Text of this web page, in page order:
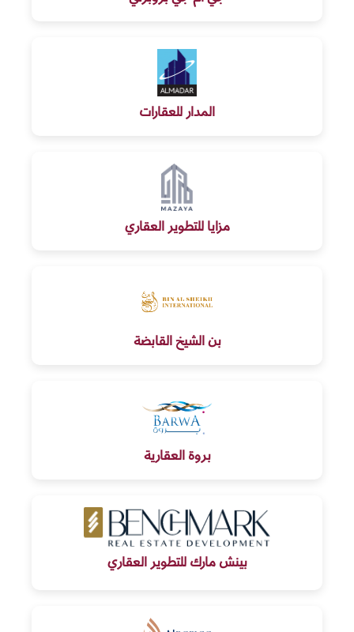
المدار للعقارات
مزايا للتطوير العقاري
بن الشيخ القابضة
بروة العقارية
بينش مارك للتطوير العقاري
تنويه: الإجابات تعتمد على تقنية الذكاء الاصطناعي وقد تكون عرضة للخطأ